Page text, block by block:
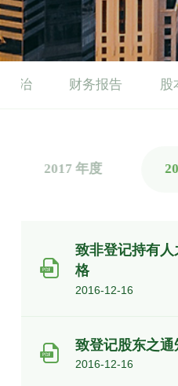
管治 财务报告 股
2017 年度
致非登记持有
格
2016-12-16
致登记股东之
2016-12-16